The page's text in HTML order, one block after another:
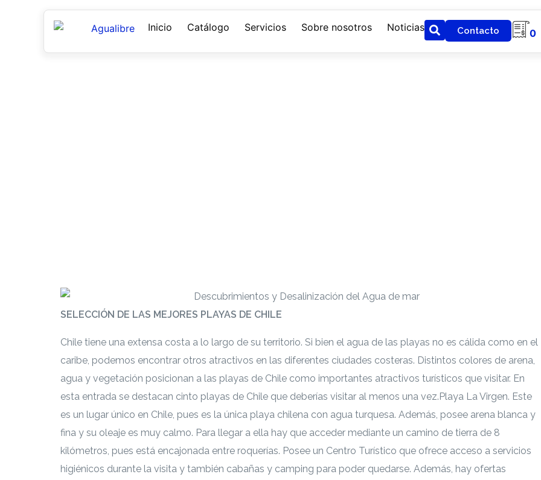
Inicio Catálogo Servicios Sobre nosotros Noticias Contacto 0
SELECCIÓN DE LAS MEJORES PLAYAS DE CHILE
Chile tiene una extensa costa a lo largo de su territorio. Si bien el agua de las playas no es cálida como en el
caribe, podemos encontrar otros atractivos en las diferentes ciudades costeras. Distintos colores de arena,
agua y vegetación posicionan a las playas de Chile como importantes atractivos turísticos que visitar. En
esta entrada se destacan cinto playas de Chile que deberías visitar al menos una vez.Playa La Virgen. Este
es un lugar único en Chile, pues es la única playa chilena con agua turquesa. Además, posee arena blanca y
fina y su oleaje es muy calmo. Para llegar a ella hay que acceder mediante un camino de tierra de 8
kilómetros, pues está encajonada entre roquerías. Posee un Centro Turístico que ofrece acceso a servicios
higiénicos durante la visita y también cabañas y camping para poder quedarse. Además, hay ofertas